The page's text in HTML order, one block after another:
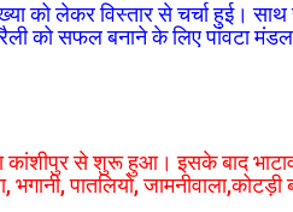
को लेकर विस्तार से चर्चा हुई।
को सफल बनाने के लिए पांवटा
से शुरू हुआ। इसके बाद
पातलियो, जामनीवाला,कोटड़ी